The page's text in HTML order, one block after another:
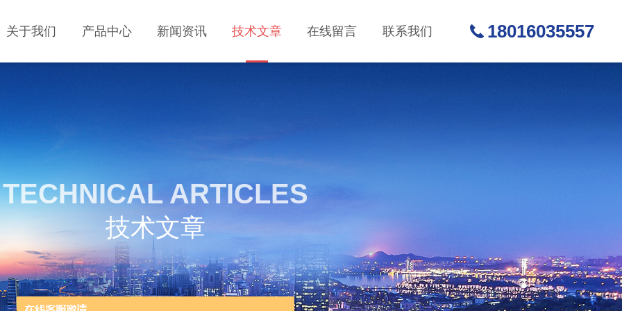
关于我们 产品中心 新闻资讯 技术文章 在线留言 联系我们 18016035557
TECHNICAL ARTICLES
技术文章